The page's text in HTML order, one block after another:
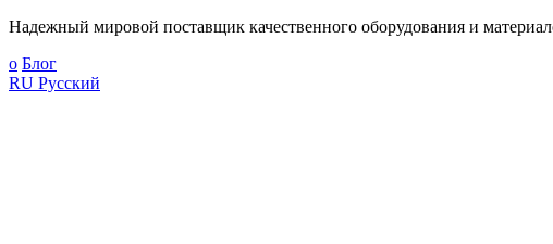
Надежный мировой поставщик качественного оборудования и
о Блог
RU Русский